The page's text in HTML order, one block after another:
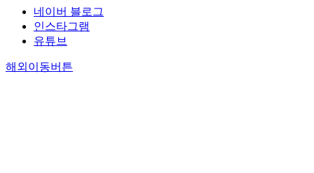
네이버 블로그
인스타그램
유튜브
해외이동버튼